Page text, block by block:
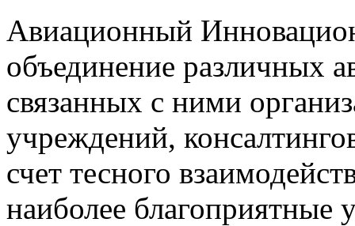
Авиационный
объединение различных
связанных с ними
учреждений,
счет тесного
наиболее благоприятные